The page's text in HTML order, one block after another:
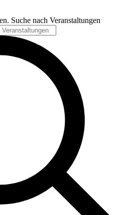
Suche nach Veranstaltungen